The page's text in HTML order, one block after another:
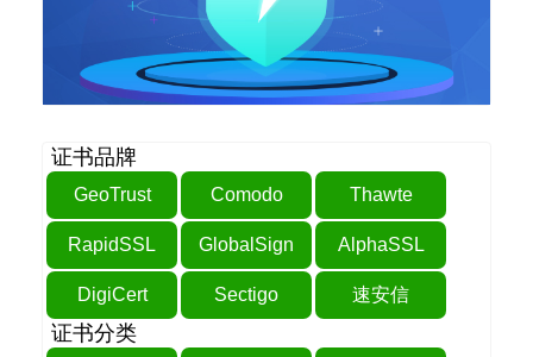
证书品牌
GeoTrust Comodo Thawte
RapidSSL GlobalSign AlphaSSL
DigiCert Sectigo 速安信
证书分类